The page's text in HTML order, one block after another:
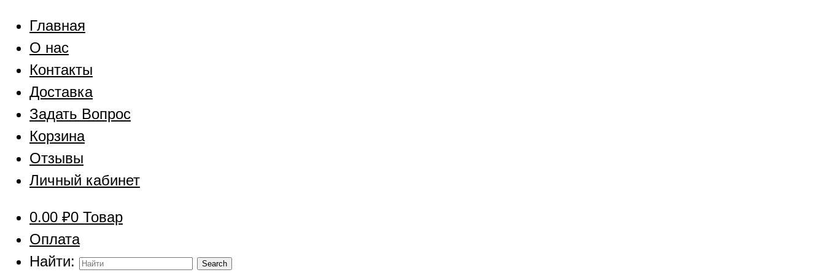
Главная
О нас
Контакты
Доставка
Задать Вопрос
Корзина
Отзывы
Личный кабинет
0.00 ₽0 Товар
Оплата
Найти: